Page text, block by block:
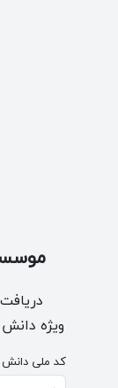
ویژه
کد ملی دانش